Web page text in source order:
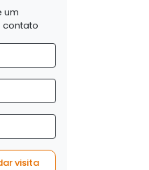
um
contato
visita